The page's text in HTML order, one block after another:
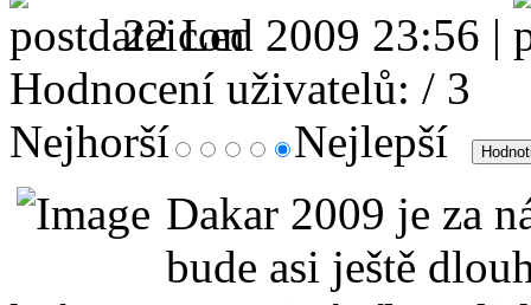
22 Led 2009 23:56 |
Hodnocení uživatelů: / 3
Nejhorší
Nejlepší
Dakar 2009 je za
bude asi ještě